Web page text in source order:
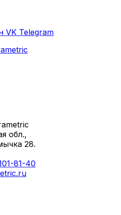
— это
комфортного
таких как пляжи,
шезлонги?
в
уникальные
человека. Благодаря
только
и обеспечивает
VK Telegram
обл.,
28.
81-40